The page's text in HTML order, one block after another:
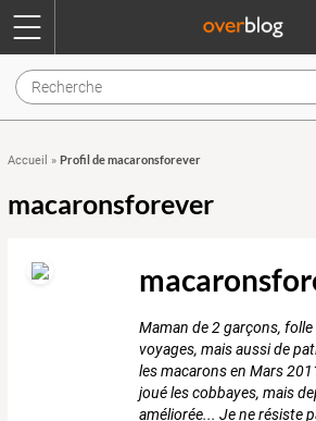
Accueil » Profil de macaronsforever
macaronsforever
Maman de 2 garçons,
voyages, mais aussi de
les macarons en Mars
joué les cobbayes, mais
améliorée... Je ne résiste